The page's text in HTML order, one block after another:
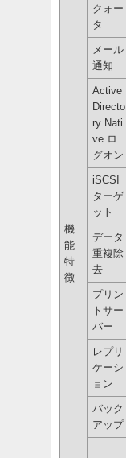
機
能
特
徴
クォー
タ
メール
通知
Active
Directo
ry Nati
ve ロ
グオン
iSCSI
ターゲ
ット
データ
重複除
去
プリン
トサー
バー
レプリ
ケーシ
ョン
バック
アップ